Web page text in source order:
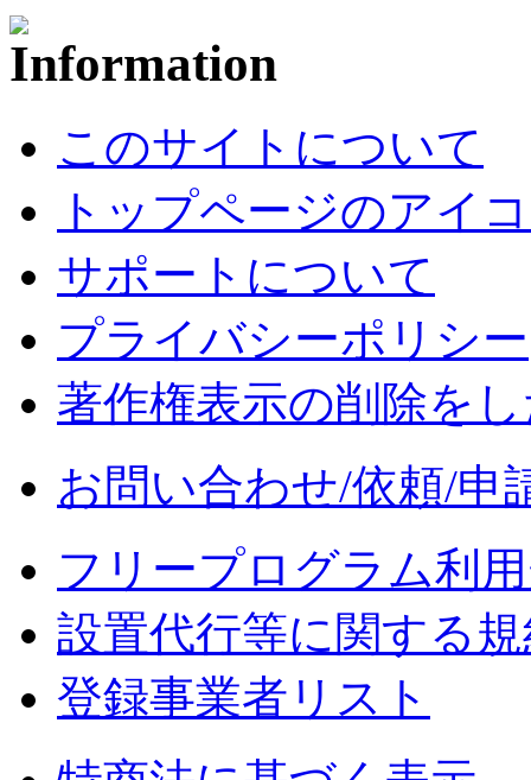
このサイトについて
トップページのアイ
サポートについて
プライバシーポリシー
著作権表示の削除を
お問い合わせ/依頼/申
フリープログラム利
設置代行等に関する
登録事業者リスト